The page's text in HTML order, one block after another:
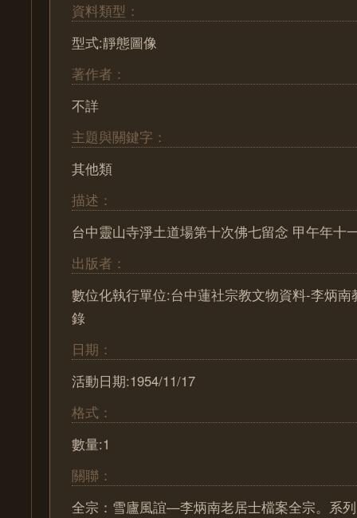
資料類型：
型式:靜態圖像
著作者：
不詳
主題與關鍵字：
其他類
描述：
台中靈山寺淨土道場第十次佛七留念 甲午年十
出版者：
數位化執行單位:台中蓮社宗教文物資料-李炳
錄
日期：
活動日期:1954/11/17
格式：
數量:1
關聯：
全宗：雪廬風誼—李炳南老居士檔案全宗。系